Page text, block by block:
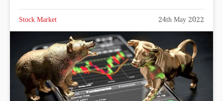
Stock Market 24th May 2022